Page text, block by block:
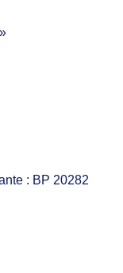
: BP 20282